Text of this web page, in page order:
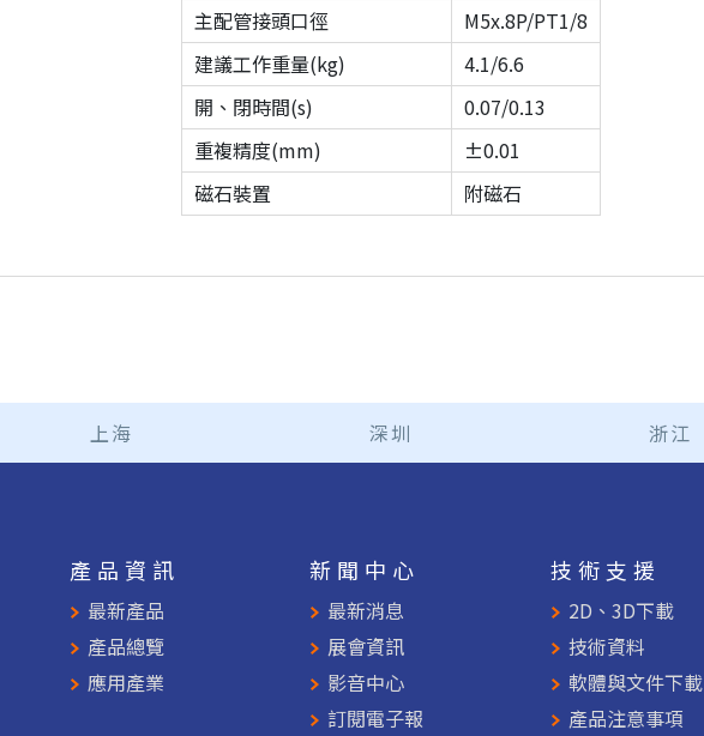
主配管接頭口徑
M5x.8P/PT1/8
建議工作重量(kg)
4.1/6.6
開、閉時間(s)
0.07/0.13
重複精度(mm)
±0.01
磁石裝置
附磁石
上海 深圳 浙江
產品資訊
最新產品
產品總覽
應用產業
新聞中心
最新消息
展會資訊
影音中心
訂閱電子報
技術支援
2D、3D下載
技術資料
軟體與文件下載
產品注意事項